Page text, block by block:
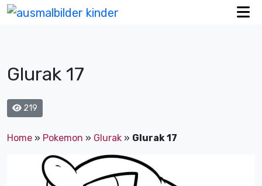
Glurak 17
219
Home » Pokemon » Glurak » Glurak 17